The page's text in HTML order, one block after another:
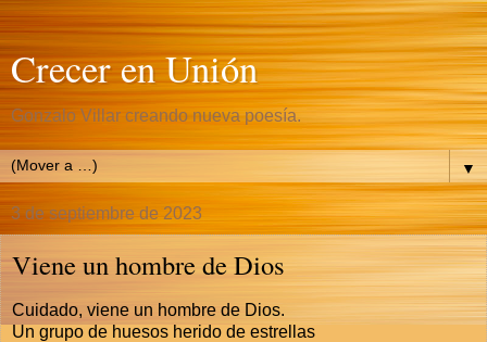
Crecer en Unión
Gonzalo Villar creando nueva poesía.
▼
3 de septiembre de 2023
Viene un hombre de Dios
Cuidado, viene un hombre de Dios.
Un grupo de huesos herido de estrellas